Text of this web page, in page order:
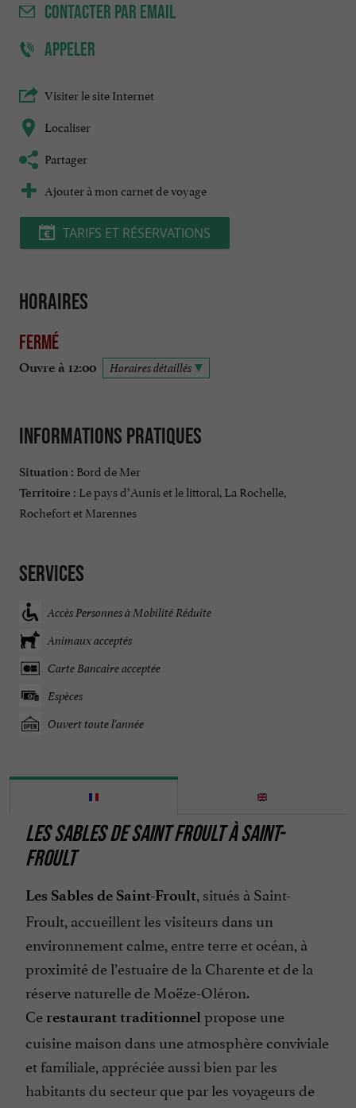
CONTACTER PAR EMAIL
APPELER
Visiter le site Internet
Localiser
Partager
Ajouter à mon carnet de voyage
TARIFS ET RÉSERVATIONS
Horaires
Fermé
Ouvre à 12:00 Horaires détaillés
Informations pratiques
Situation : Bord de Mer
Territoire : Le pays d’Aunis et le littoral, La Rochelle,
Rochefort et Marennes
Services
Accès Personnes à Mobilité Réduite
Animaux acceptés
Carte Bancaire acceptée
Espèces
Ouvert toute l'année
LES SABLES DE SAINT FROULT À SAINT-
FROULT
Les Sables de Saint-Froult, situés à Saint-
Froult, accueillent les visiteurs dans un
environnement calme, entre terre et océan, à
proximité de l’estuaire de la Charente et de la
réserve naturelle de Moëze-Oléron.
Ce restaurant traditionnel propose une
cuisine maison dans une atmosphère conviviale
et familiale, appréciée aussi bien par les
habitants du secteur que par les voyageurs de